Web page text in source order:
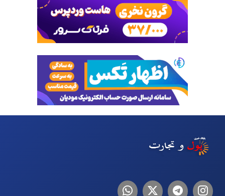
اینستاگرام
تلگرام توییترلینکدین